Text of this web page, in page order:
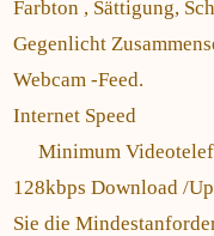
Farbton , Sättigung,
Gegenlicht
Webcam -Feed.
Internet Speed ​​
Minimum
128kbps Download /
Sie die